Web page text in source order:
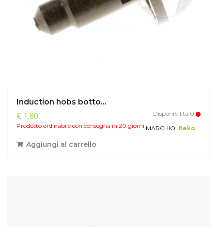
Induction hobs botto...
€ 1,80
Disponibilita'0
Prodotto ordinabile con consegna in 20 giorni.MARCHIO: Beko
Aggiungi al carrello